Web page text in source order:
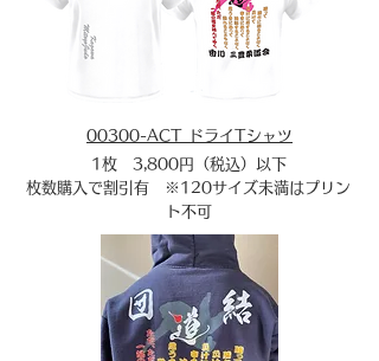
00300-ACT ドライTシャツ
​1枚 3,800円（税込）以下
枚数購入で割引有 ※120サイズ未満はプリン
ト不可